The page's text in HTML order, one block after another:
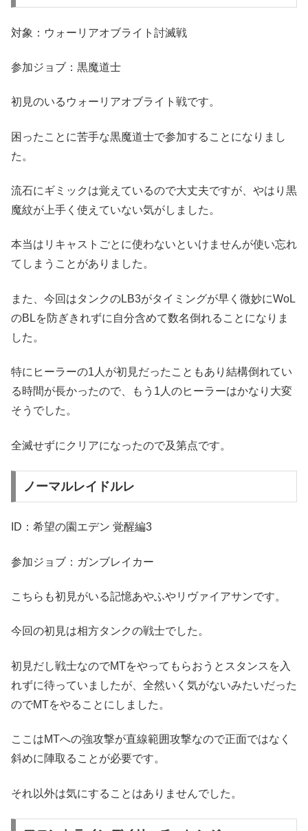
対象：ウォーリアオブライト討滅戦
参加ジョブ：黒魔道士
初見のいるウォーリアオブライト戦です。
困ったことに苦手な黒魔道士で参加することになりまし
た。
流石にギミックは覚えているので大丈夫ですが、やはり黒
魔紋が上手く使えていない気がしました。
本当はリキャストごとに使わないといけませんが使い忘れ
てしまうことがありました。
また、今回はタンクのLB3がタイミングが早く微妙にWoL
のBLを防ぎきれずに自分含めて数名倒れることになりま
した。
特にヒーラーの1人が初見だったこともあり結構倒れてい
る時間が長かったので、もう1人のヒーラーはかなり大変
そうでした。
全滅せずにクリアになったので及第点です。
ノーマルレイドルレ
ID：希望の園エデン 覚醒編3
参加ジョブ：ガンブレイカー
こちらも初見がいる記憶あやふやリヴァイアサンです。
今回の初見は相方タンクの戦士でした。
初見だし戦士なのでMTをやってもらおうとスタンスを入
れずに待っていましたが、全然いく気がないみたいだった
のでMTをやることにしました。
ここはMTへの強攻撃が直線範囲攻撃なので正面ではなく
斜めに陣取ることが必要です。
それ以外は気にすることはありませんでした。